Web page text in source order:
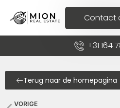
Contact
+31 164
Terug naar de homepagina
VORIGE